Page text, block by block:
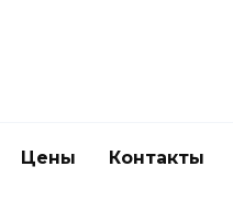
Цены Контакты